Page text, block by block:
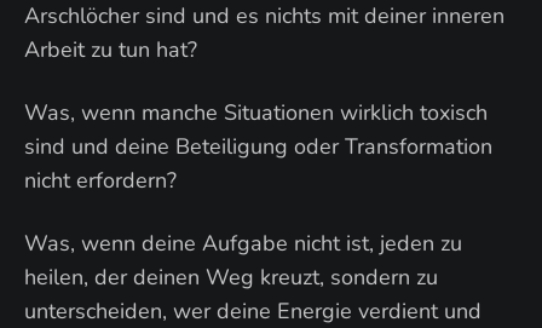
Arschlöcher sind und es nichts mit deiner inneren
Arbeit zu tun hat?
Was, wenn manche Situationen wirklich toxisch
sind und deine Beteiligung oder Transformation
nicht erfordern?
Was, wenn deine Aufgabe nicht ist, jeden zu
heilen, der deinen Weg kreuzt, sondern zu
unterscheiden, wer deine Energie verdient und